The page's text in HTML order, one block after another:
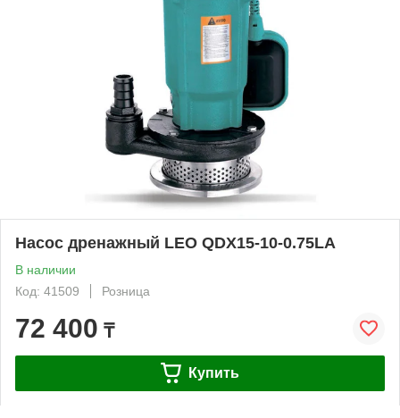
Насос дренажный LEO QDX15-10-0.75LA
В наличии
Код: 41509
Розница
72 400 ₸
Купить